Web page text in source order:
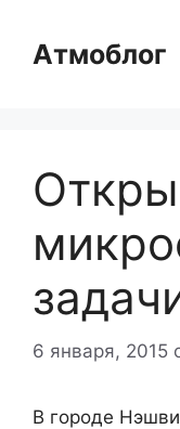
содержимому
Атмоблог
6 января, 2015
В городе